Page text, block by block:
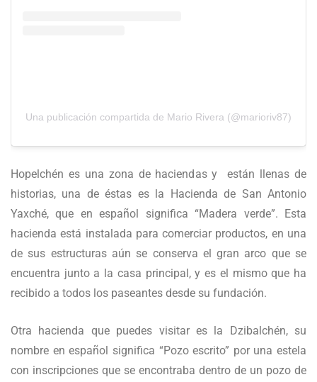
Una publicación compartida de Mario Rivera (@marioriv87)
Hopelchén es una zona de haciendas y están llenas de
historias, una de éstas es la Hacienda de San Antonio
Yaxché, que en español significa “Madera verde”. Esta
hacienda está instalada para comerciar productos, en una
de sus estructuras aún se conserva el gran arco que se
encuentra junto a la casa principal, y es el mismo que ha
recibido a todos los paseantes desde su fundación.
Otra hacienda que puedes visitar es la Dzibalchén, su
nombre en español significa “Pozo escrito” por una estela
con inscripciones que se encontraba dentro de un pozo de